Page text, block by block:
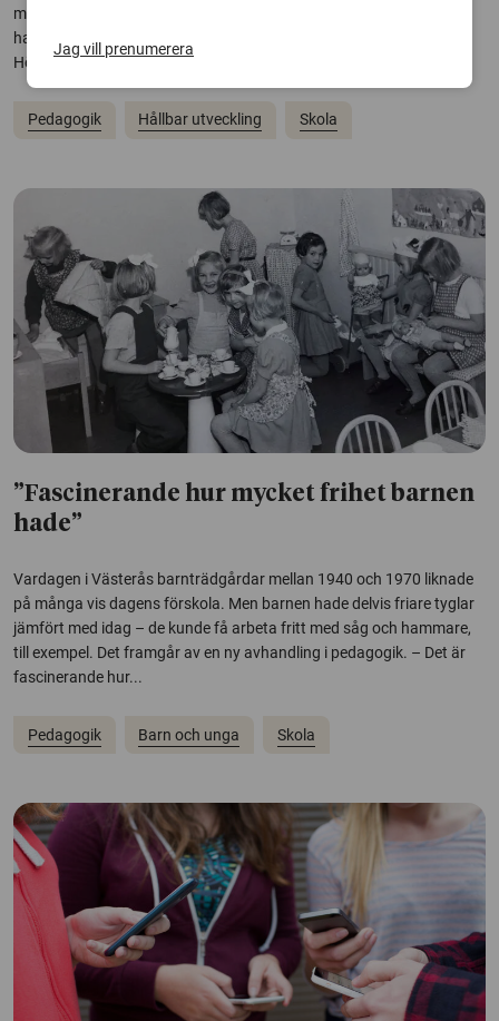
med elever på yrkesprogram. Det kan få följder vad gäller elevernas
handlingskraft inom hållbar utveckling, enligt en ny avhandling vid
Högskolan...
Pedagogik Hållbar utveckling Skola
”Fascinerande hur mycket frihet barnen
hade”
Vardagen i Västerås barnträdgårdar mellan 1940 och 1970 liknade
på många vis dagens förskola. Men barnen hade delvis friare tyglar
jämfört med idag – de kunde få arbeta fritt med såg och hammare,
till exempel. Det framgår av en ny avhandling i pedagogik. – Det är
fascinerande hur...
Pedagogik Barn och unga Skola
Jag vill prenumerera